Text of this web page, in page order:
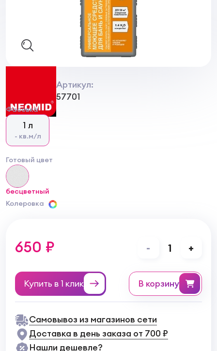
Артикул:
57701
Фасовка
1 л
- кв.м/л
Готовый цвет
бесцветный
Колеровка
650 ₽ - 1 +
Купить в 1 клик в корзину
Самовывоз из магазинов сети
Доставка в день заказа от 700 ₽
Нашли дешевле?